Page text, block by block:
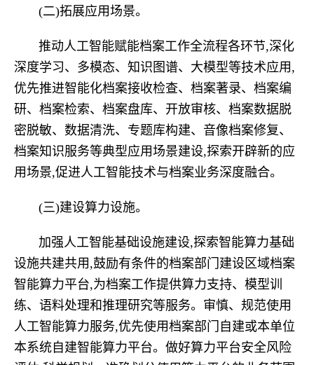
(二)拓展应用场景。
推动人工智能赋能档案工作全流程各环节,深化
深度学习、多模态、知识图谱、大模型等技术应用,
优先推进智能化档案接收检查、档案著录、档案编
研、档案检索、档案盘库、开放审核、档案数据脱
密脱敏、数据清洗、专题库构建、音像档案修复、
档案知识服务等典型应用场景建设,探索开辟新的应
用场景,促进人工智能技术与档案业务深度融合。
(三)建设算力设施。
加强人工智能基础设施建设,探索智能算力基础
设施共建共用,鼓励有条件的档案部门建设区域档案
智能算力平台,为档案工作提供算力支持、模型训
练、语料处理和推理研究等服务。审慎、规范使用
人工智能算力服务,优先使用档案部门自建或本单位
本系统自建智能算力平台。做好算力平台安全风险